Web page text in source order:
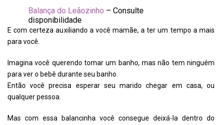
Balança do Leãozinho – Consulte
disponibilidade
E com certeza auxiliando a você mamãe, a ter um tempo a mais
para você.
Imagina você querendo tomar um banho, mas não tem ninguém
para ver o bebê durante seu banho.
Então você precisa esperar seu marido chegar em casa, ou
qualquer pessoa.
Mas com essa balancinha você consegue deixá-la dentro do